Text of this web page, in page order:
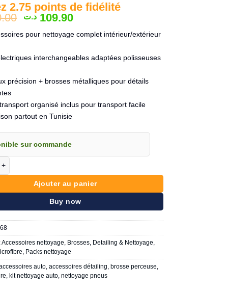
2.75 points de fidélité
Le
initial
130.00 د.ت.
109.90 د.ت
Le
actuel
109.90 د.ت.
pour nettoyage complet intérieur/extérieur
interchangeables adaptées polisseuses
précision + brosses métalliques pour détails
organisé inclus pour transport facile
partout en Tunisie
sur commande
Ajouter au panier
Buy now
Accessoires nettoyage Brosses Detailing & Nettoyage
Packs nettoyage
auto ,accessoires détailing brosse perceuse
kit nettoyage auto ,nettoyage pneus